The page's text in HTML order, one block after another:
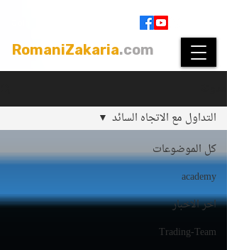
RomaniZakaria.com
كل الموضوعات
academy
اخر الاخبار
Trading-Team
التداول مع الاتجاه السائد